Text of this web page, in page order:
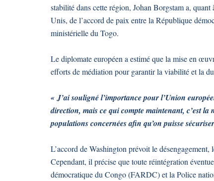
stabilité dans cette région, Johan Borgstam a,
Unis, de l’accord de paix entre la République
ministérielle du Togo.
Le diplomate européen a estimé que la mise en
efforts de médiation pour garantir la viabilité et la
« J’ai souligné l’importance pour l’Union
direction, mais ce qui compte maintenant, c’est
populations concernées afin qu’on puisse
L’accord de Washington prévoit le
Cependant, il précise que toute réintégration
démocratique du Congo (FARDC) et la Police